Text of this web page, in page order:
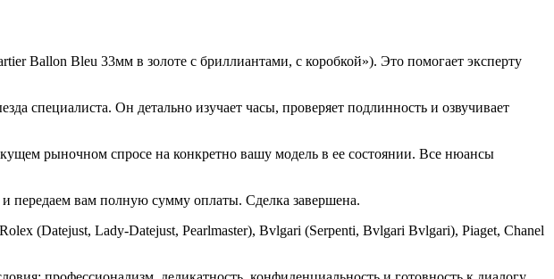
Ballon Bleu 33мм в золоте с бриллиантами, с коробкой»). Это помогает эксперту
специалиста. Он детально изучает часы, проверяет подлинность и озвучивает
рыночном спросе на конкретно вашу модель в ее состоянии. Все нюансы
передаем вам полную сумму оплаты. Сделка завершена.
(Datejust, Lady-Datejust, Pearlmaster), Bvlgari (Serpenti, Bvlgari Bvlgari), Piaget, Chanel